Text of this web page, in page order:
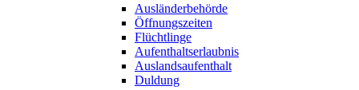
Ausländerbehörde
Öffnungszeiten
Flüchtlinge
Aufenthaltserlaubnis
Auslandsaufenthalt
Duldung